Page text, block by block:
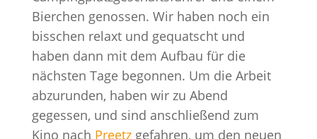
Bierchen genossen. Wir haben noch ein
bisschen relaxt und gequatscht und
haben dann mit dem Aufbau für die
nächsten Tage begonnen. Um die Arbeit
abzurunden, haben wir zu Abend
gegessen, und sind anschließend zum
Kino nach Preetzgefahren, um den neuen